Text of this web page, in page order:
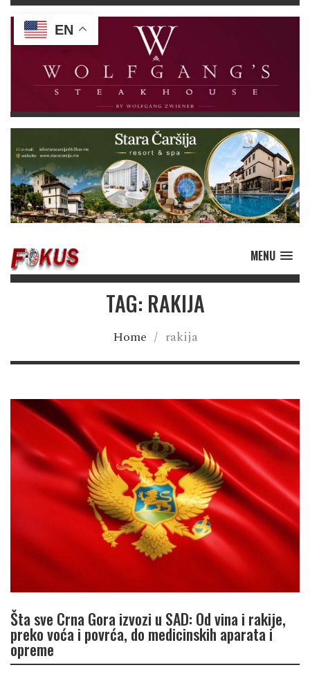
MENU
TAG: RAKIJA
Home / rakija
Šta sve Crna Gora izvozi u SAD: Od vina i rakije,
preko voća i povrća, do medicinskih aparata i
opreme
EN